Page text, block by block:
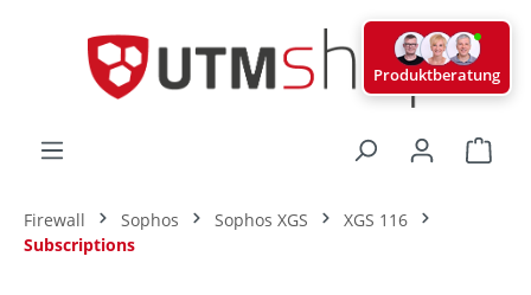
Firewall Sophos Sophos XGS
XGS 116
Subscriptions
Produktberatung